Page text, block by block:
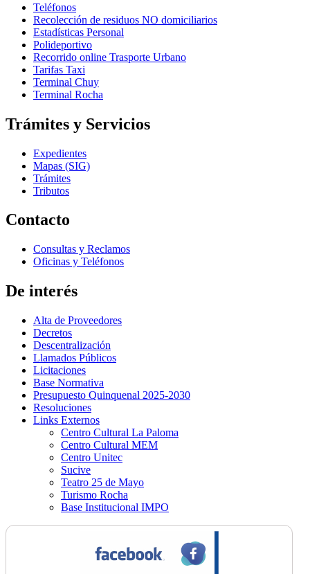
Teléfonos
Recolección de residuos NO domiciliarios
Estadísticas Personal
Polideportivo
Recorrido online Trasporte Urbano
Tarifas Taxi
Terminal Chuy
Terminal Rocha
Trámites y Servicios
Expedientes
Mapas (SIG)
Trámites
Tributos
Contacto
Consultas y Reclamos
Oficinas y Teléfonos
De interés
Alta de Proveedores
Decretos
Descentralización
Llamados Públicos
Licitaciones
Base Normativa
Presupuesto Quinquenal 2025-2030
Resoluciones
Links Externos
Centro Cultural La Paloma
Centro Cultural MEM
Centro Unitec
Sucive
Teatro 25 de Mayo
Turismo Rocha
Base Institucional IMPO